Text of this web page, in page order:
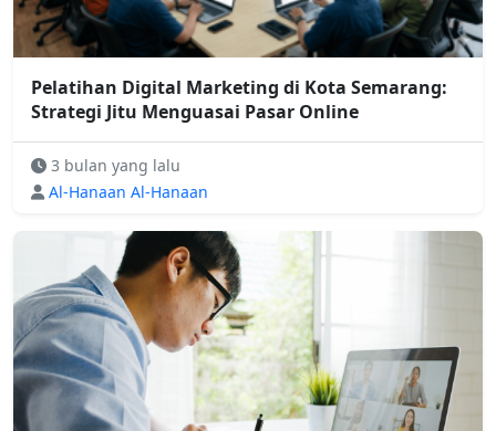
Pelatihan Digital Marketing di Kota Semarang:
Strategi Jitu Menguasai Pasar Online
3 bulan yang lalu
Al-Hanaan Al-Hanaan